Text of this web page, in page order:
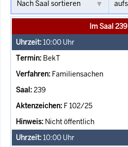
Im Saal 239
10:00 Uhr
BekT
Familiensachen
239
F 102/25
Nicht öffentlich
10:00 Uhr